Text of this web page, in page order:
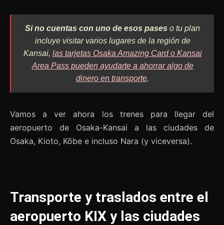
Si no cuentas con uno de esos pases o tu plan
incluye visitar varios lugares de la región de
Kansai, las tarjetas Osaka Amazing Cardo Kansai
Area Passpueden ayudarte a ahorrar algo de
dinero en transporte.
Vamos a ver ahora los trenes para llegar del
aeropuerto de Osaka-Kansai a las ciudades de
Osaka, Kioto, Kōbe e incluso Nara (y viceversa).
Transporte y traslados entre el
aeropuerto KIX y las ciudades